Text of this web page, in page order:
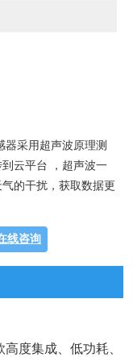
器采用超声波原理测
云平台 ，超声波一
的干扰，获取数据更
线咨询
度集成、低功耗、